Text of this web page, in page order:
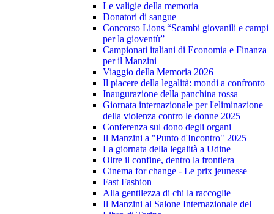
Le valigie della memoria
Donatori di sangue
Concorso Lions “Scambi giovanili e campi
per la gioventù”
Campionati italiani di Economia e Finanza
per il Manzini
Viaggio della Memoria 2026
Il piacere della legalità: mondi a confronto
Inaugurazione della panchina rossa
Giornata internazionale per l'eliminazione
della violenza contro le donne 2025
Conferenza sul dono degli organi
Il Manzini a "Punto d'Incontro" 2025
La giornata della legalità a Udine
Oltre il confine, dentro la frontiera
Cinema for change - Le prix jeunesse
Fast Fashion
Alla gentilezza di chi la raccoglie
Il Manzini al Salone Internazionale del